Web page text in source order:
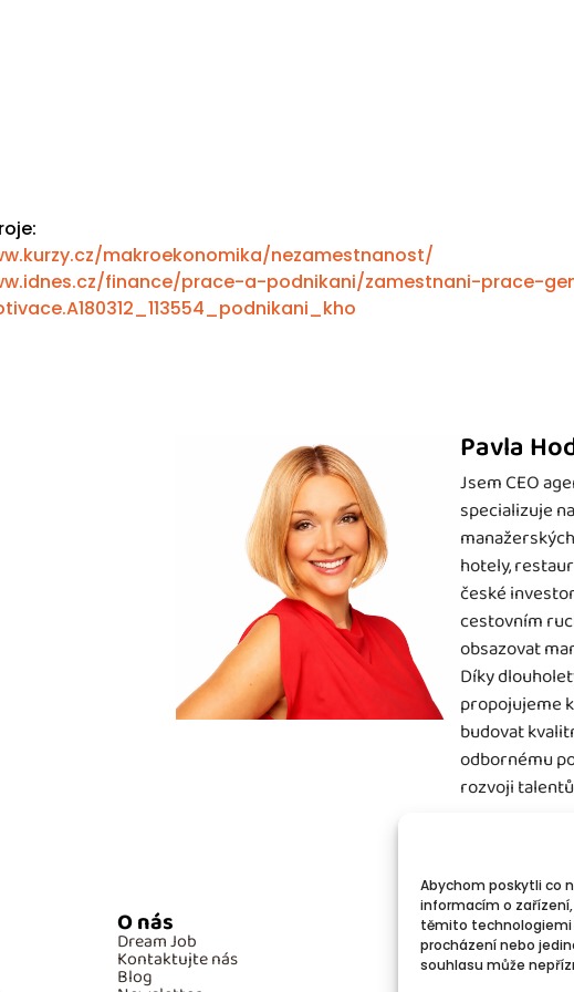
Abychom poskytli co
informacím o
těmito technologiemi
procházení nebo
souhlasu může
makroekonomika/nezamestnanost/
finance/prace-a-podnikani/zamestnani-prace-
Pavla
Jsem CEO
specializuje
hotely,
české
cestovním
obsazovat
Díky
propojujeme
budovat
odbornému
rozvoji
O nás
Dream Job
Kontaktujte nás
Blog
Povinné
GDPR
Cookies